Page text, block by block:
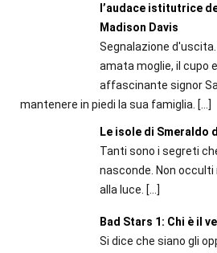
l’audace istitutrice
Madison Davis
Segnalazione
amata moglie, il cupo
affascinante signor
mantenere in piedi la sua famiglia. […]
Le isole di Smeraldo
Tanti sono i segreti
nasconde. Non occulti
alla luce. […]
Bad Stars 1: Chi è il
Si dice che siano gli